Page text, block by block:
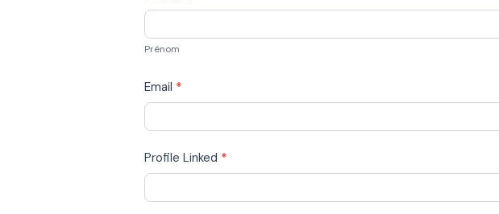
Prénom
Email *
Profile Linked *